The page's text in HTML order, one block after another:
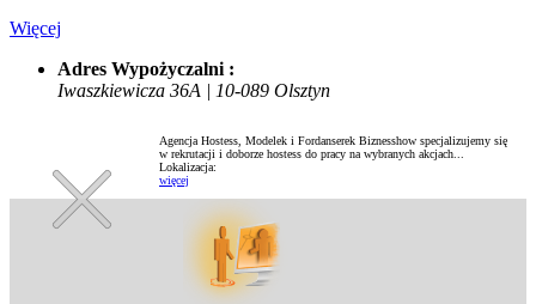
Więcej
Adres Wypożyczalni :
Iwaszkiewicza 36A | 10-089 Olsztyn
Agencja Hostess, Modelek i Fordanserek Biznesshow specjalizujemy się
w rekrutacji i doborze hostess do pracy na wybranych akcjach...
Lokalizacja:
więcej